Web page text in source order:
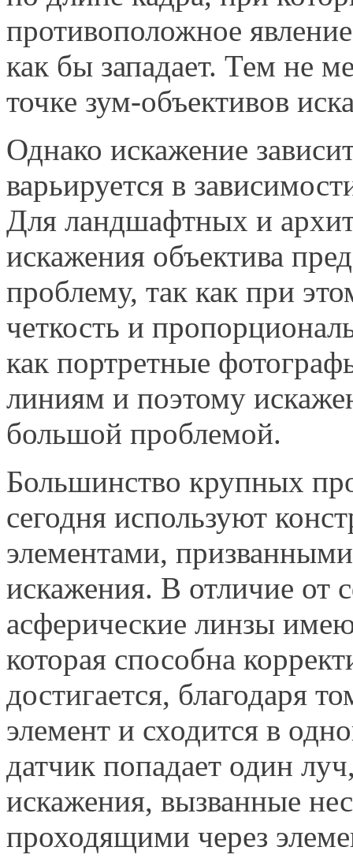
противоположное
как бы западает. Тем не
точке зум-объективов
Однако искажение
варьируется в
Для ландшафтных и
искажения объектива
проблему, так как при
четкость и
как портретные
линиям и поэтому
большой проблемой.
Большинство крупных
сегодня используют
элементами,
искажения. В отличие от
асферические линзы
которая способна
достигается, благодаря
элемент и сходится в
датчик попадает один
искажения, вызванные
проходящими через